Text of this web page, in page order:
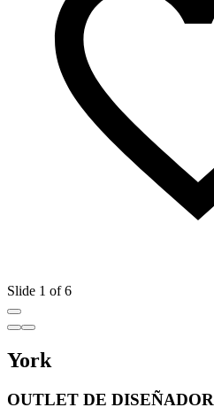
Slide 1 of 6
York
OUTLET DE DISEÑADOR